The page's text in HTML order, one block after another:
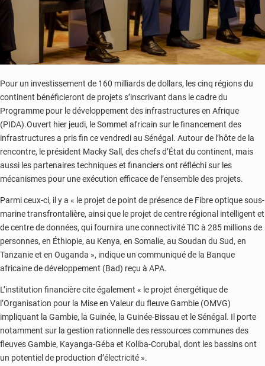
Pour un investissement de 160 milliards de dollars, les cinq régions du
continent bénéficieront de projets s’inscrivant dans le cadre du
Programme pour le développement des infrastructures en Afrique
(PIDA).Ouvert hier jeudi, le Sommet africain sur le financement des
infrastructures a pris fin ce vendredi au Sénégal. Autour de l’hôte de la
rencontre, le président Macky Sall, des chefs d’État du continent, mais
aussi les partenaires techniques et financiers ont réfléchi sur les
mécanismes pour une exécution efficace de l’ensemble des projets.
Parmi ceux-ci, il y a « le projet de point de présence de Fibre optique sous-
marine transfrontalière, ainsi que le projet de centre régional intelligent et
de centre de données, qui fournira une connectivité TIC à 285 millions de
personnes, en Éthiopie, au Kenya, en Somalie, au Soudan du Sud, en
Tanzanie et en Ouganda », indique un communiqué de la Banque
africaine de développement (Bad) reçu à APA.
L’institution financière cite également « le projet énergétique de
l’Organisation pour la Mise en Valeur du fleuve Gambie (OMVG)
impliquant la Gambie, la Guinée, la Guinée-Bissau et le Sénégal. Il porte
notamment sur la gestion rationnelle des ressources communes des
fleuves Gambie, Kayanga-Géba et Koliba-Corubal, dont les bassins ont
un potentiel de production d’électricité ».